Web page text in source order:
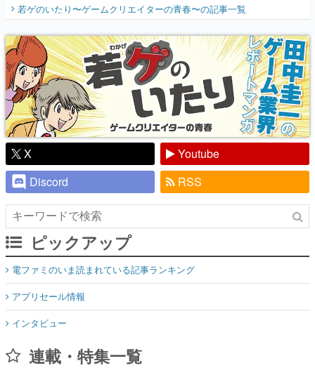
『少年ジャンプ』色だった【若ゲのいた
り】
若ゲのいたり〜ゲームクリエイターの青春〜の記事一覧
X
Youtube
Discord
RSS
ピックアップ
電ファミのいま読まれている記事ランキング
アプリセール情報
インタビュー
連載・特集一覧